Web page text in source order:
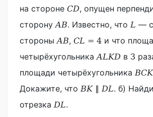
на стороне CD, опущен
сторонуAB. Известно, чтоL —
стороныAB, CL = 4 и что
четырёхугольникаALKD в 3
площади четырёхугольникаBCK
Докажите, чтоBK DL. б)
отрезкаDL.